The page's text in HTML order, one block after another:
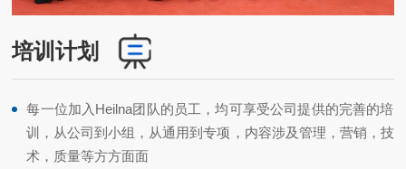
培训计划
每一位加入Heilna团队的员工，均可享受公司提供的完善的培
训，从公司到小组，从通用到专项，内容涉及管理，营销，技
术，质量等方方面面